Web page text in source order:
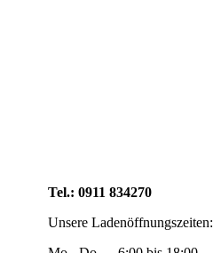
Tel.: 0911 834270
Unsere Ladenöffnungszeiten: